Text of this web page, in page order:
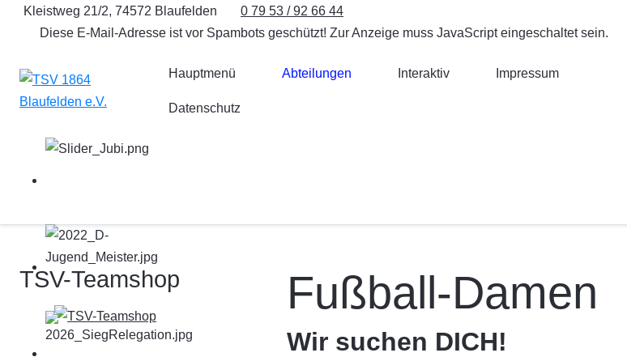
Kleistweg 21/2, 74572 Blaufelden
0 79 53 / 92 66 44
Diese E-Mail-Adresse ist vor Spambots geschützt! Zur Anzeige muss JavaScript eingeschaltet sein.
Hauptmenü Abteilungen Interaktiv Impressum
Datenschutz
TSV-Teamshop Fußball-Damen
Wir suchen DICH!